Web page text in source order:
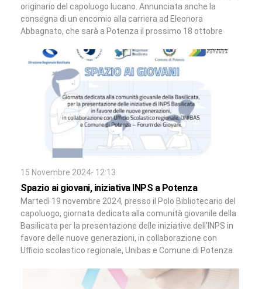
originario del capoluogo lucano. Annunciata anche la
consegna di un encomio alla carriera ad Eleonora
Abbagnato, che sarà a Potenza il prossimo 18 ottobre
15 Novembre 2024- 12:13
Spazio ai giovani, iniziativa INPS a Potenza
Martedì 19 novembre 2024, presso il Polo Bibliotecario del
capoluogo, giornata dedicata alla comunità giovanile della
Basilicata per la presentazione delle iniziative dell’INPS in
favore delle nuove generazioni, in collaborazione con
Ufficio scolastico regionale, Unibas e Comune di Potenza